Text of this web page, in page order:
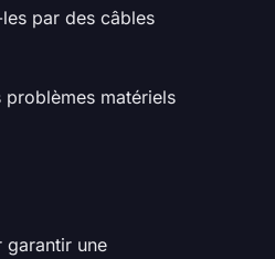
par des câbles
matériels
garantir une